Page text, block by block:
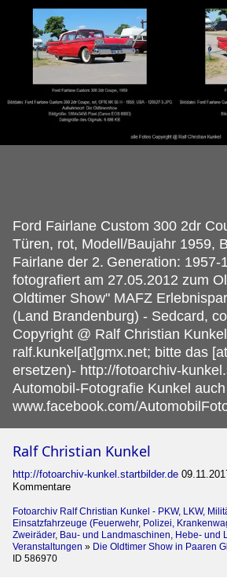
Ford Fairlane Custom 300 2dr
Türen, rot, Modell/Baujahr 1959,
Fairlane der 2. Generation: 1957-
fotografiert am 27.05.2012 zum
Oldtimer Show" MAFZ
(Land Brandenburg) - Sedcard,
Copyright @ Ralf Christian
ralf.kunkel[at]gmx.net; bitte das
ersetzen)- http://fotoarchiv-
Automobil-Fotografie Kunkel
www.facebook.com/
Ralf Christian Kunkel
http://fotoarchiv-kunkel.startbilder.de
Kommentare
Fotoarchiv Ralf Christian Kunkel - PKW, LKW,
Einsatzfahrzeuge (Feuerwehr, Polizei,
Zweiräder, Bau- und Landmaschinen, Hebe- und
Veranstaltungen » Die Oldtimer Show in Paaren
ID 586970